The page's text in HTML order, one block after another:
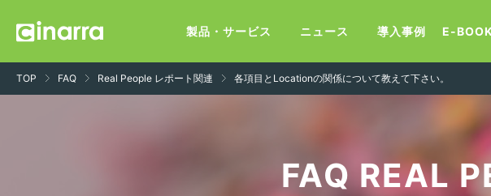
製品・サービス ニュース 導入事例 E-BOOK
TOP FAQ Real People レポート関連 各項目とLocationの関係について教えて下さい。
FAQ REAL